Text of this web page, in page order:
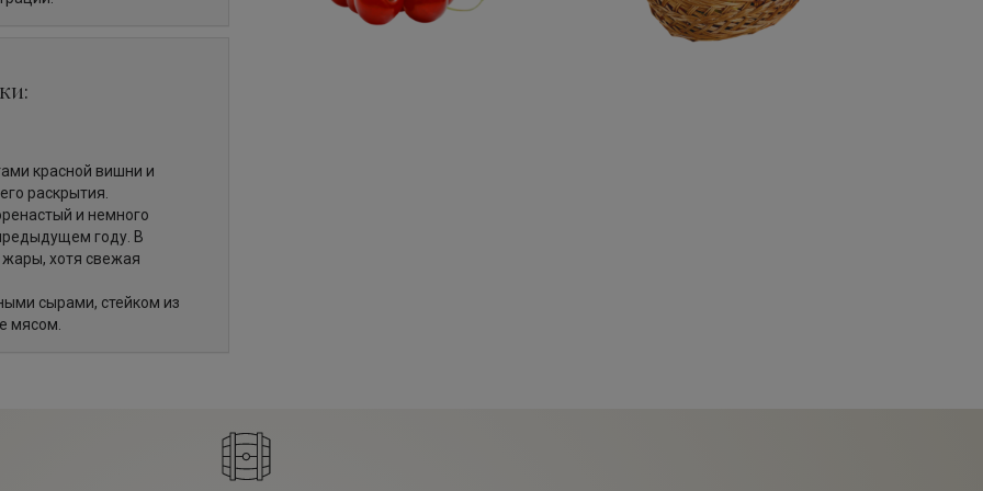
красной вишни и
раскрытия.
и немного
году. В
хотя свежая
сырами, стейком из
мясом.